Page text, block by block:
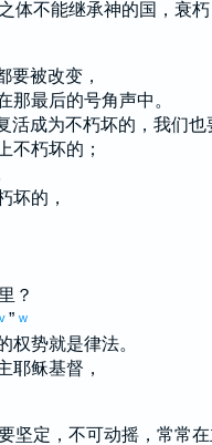
体不能继承神的国，衰朽
要被改变，
那最后的号角声中。
活成为不朽坏的，我们也
不朽坏的；
坏的，
？
v ” w
权势就是律法。
耶稣基督，
坚定，不可动摇，常常